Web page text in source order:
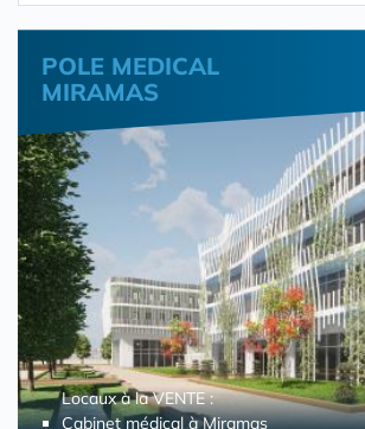
POLE MEDICAL
MIRAMAS
Locaux à la VENTE :
Cabinet médical à Miramas